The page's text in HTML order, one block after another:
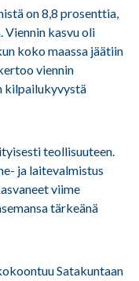
on 8,8 prosenttia,
Viennin kasvu oli
koko maassa jäätiin
viennin
kilpailukyvystä
teollisuuteen.
ja laitevalmistus
viime
tärkeänä
Satakuntaan